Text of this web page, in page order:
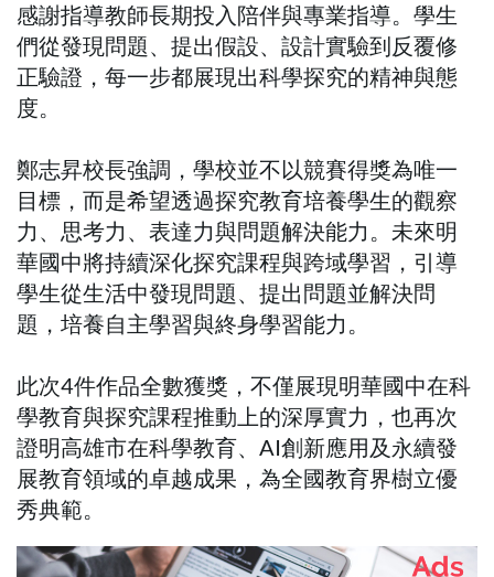
感謝指導教師長期投入陪伴與專業指導。學生
們從發現問題、提出假設、設計實驗到反覆修
正驗證，每一步都展現出科學探究的精神與態
度。
鄭志昇校長強調，學校並不以競賽得獎為唯一
目標，而是希望透過探究教育培養學生的觀察
力、思考力、表達力與問題解決能力。未來明
華國中將持續深化探究課程與跨域學習，引導
學生從生活中發現問題、提出問題並解決問
題，培養自主學習與終身學習能力。
此次4件作品全數獲獎，不僅展現明華國中在科
學教育與探究課程推動上的深厚實力，也再次
證明高雄市在科學教育、AI創新應用及永續發
展教育領域的卓越成果，為全國教育界樹立優
秀典範。